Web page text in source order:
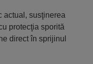
actual, susţinerea
protecţia sporită
direct în sprijinul